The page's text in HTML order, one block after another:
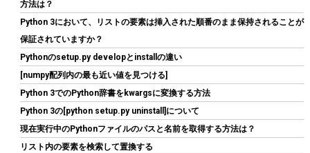
ARCTIC MX-7 (4g｜MX-Cleaner 6枚付属) - 究極性能サーマルペ
ースト、CPU・ゲーム機・グラフィックカード・ノートPC・プロ
セッサ対応、超高熱伝導率、長期耐久、非導電性、非容量性
(547886) GBP 10.33 (2026-08-09 04:05 GMT +09:00 時点 -
方法は？
Python 3において、リストの要素は挿入された順番のまま保持されることが
保証されていますか？
Pythonのsetup.py developとinstallの違い
[numpy配列内の最も近い値を見つける]
Python 3でのPython辞書をkwargsに変換する方法
Python 3の[python setup.py uninstall]について
現在実行中のPythonファイルのパスと名前を取得する方法は？
リスト内の要素を検索して置換する